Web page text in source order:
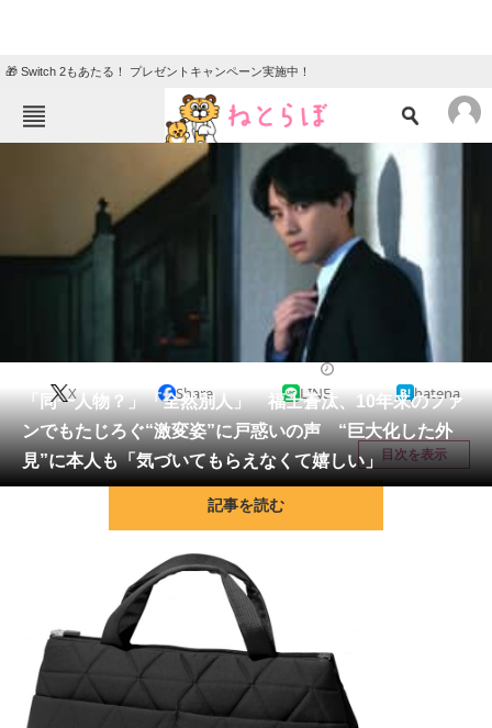
🎁 Switch 2もあたる！ プレゼントキャンペーン実施中！
ニュース
クイズ
教育・育児
リサーチ
会員記事
メディア
注目記事を集めた総合ページ
スマホと通信の最新トレンド
進化するPCとデバイスの未来
好きが集まる 比べて選べる
「同一人物？」「全然別人」 福士蒼汰、10年来のファ
ンでもたじろぐ“激変姿”に戸惑いの声 “巨大化した外
見”に本人も「気づいてもらえなくて嬉しい」
X Share LINE hatena
目次を表示
記事を読む